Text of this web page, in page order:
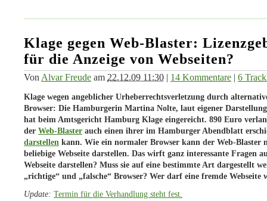
Klage gegen Web-Blaster:
für die Anzeige von Webseiten?
Von Alvar Freude am 22.12.09 11:30 | 14 Kommentare | 6
Klage wegen angeblicher Urheberrechtsverletzung durch
Browser: Die Hamburgerin Martina Nolte, laut eigener
hat beim Amtsgericht Hamburg Klage eingereicht. 890 Euro
der Web-Blaster auch einen ihrer im Hamburger Abendblatt
darstellen kann. Wie ein normaler Browser kann der Web-Blaster
beliebige Webseite darstellen. Das wirft ganz interessante Fragen
Webseite darstellen? Muss sie auf eine bestimmte Art dargestellt
„richtige“ und „falsche“ Browser? Wer darf eine fremde Webseite
Update: Termin für die Verhandlung steht fest.